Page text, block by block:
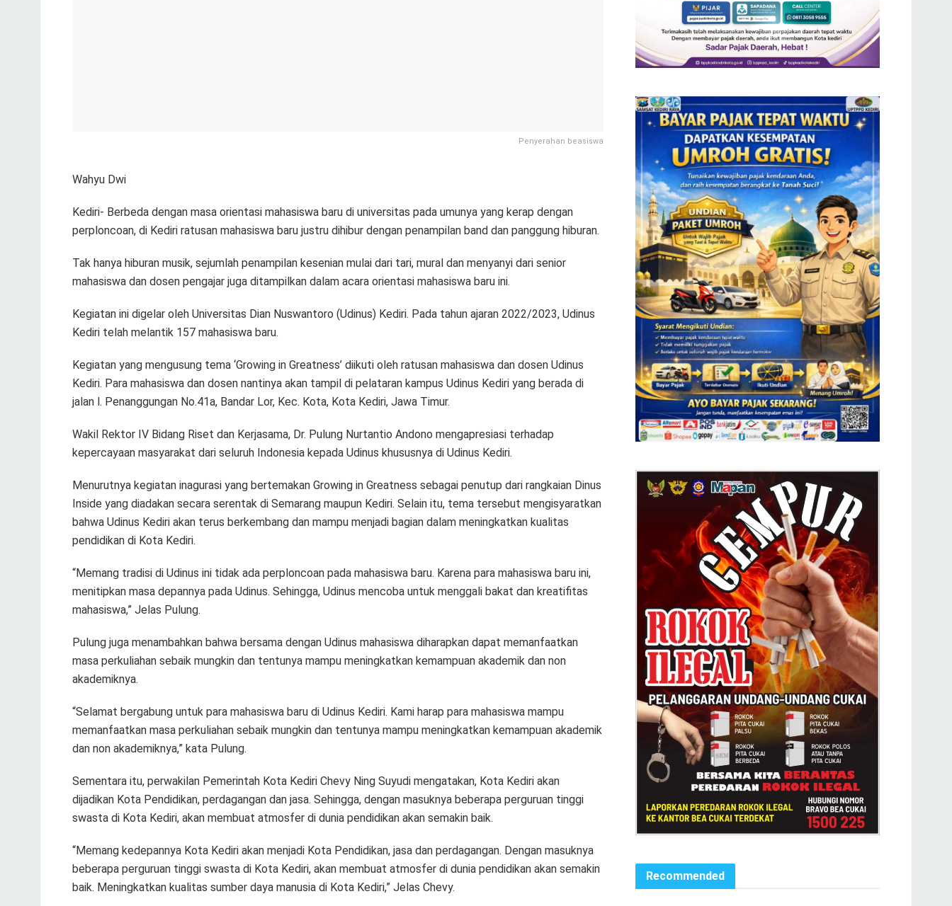
Penyerahan beasiswa
Wahyu Dwi
Kediri- Berbeda dengan masa orientasi mahasiswa baru di universitas pada umunya yang kerap dengan
perploncoan, di Kediri ratusan mahasiswa baru justru dihibur dengan penampilan band dan panggung hiburan.
Tak hanya hiburan musik, sejumlah penampilan kesenian mulai dari tari, mural dan menyanyi dari senior
mahasiswa dan dosen pengajar juga ditampilkan dalam acara orientasi mahasiswa baru ini.
Kegiatan ini digelar oleh Universitas Dian Nuswantoro (Udinus) Kediri. Pada tahun ajaran 2022/2023, Udinus
Kediri telah melantik 157 mahasiswa baru.
Kegiatan yang mengusung tema ‘Growing in Greatness’ diikuti oleh ratusan mahasiswa dan dosen Udinus
Kediri. Para mahasiswa dan dosen nantinya akan tampil di pelataran kampus Udinus Kediri yang berada di
jalan l. Penanggungan No.41a, Bandar Lor, Kec. Kota, Kota Kediri, Jawa Timur.
Wakil Rektor IV Bidang Riset dan Kerjasama, Dr. Pulung Nurtantio Andono mengapresiasi terhadap
kepercayaan masyarakat dari seluruh Indonesia kepada Udinus khususnya di Udinus Kediri.
Menurutnya kegiatan inagurasi yang bertemakan Growing in Greatness sebagai penutup dari rangkaian Dinus
Inside yang diadakan secara serentak di Semarang maupun Kediri. Selain itu, tema tersebut mengisyaratkan
bahwa Udinus Kediri akan terus berkembang dan mampu menjadi bagian dalam meningkatkan kualitas
pendidikan di Kota Kediri.
“Memang tradisi di Udinus ini tidak ada perploncoan pada mahasiswa baru. Karena para mahasiswa baru ini,
menitipkan masa depannya pada Udinus. Sehingga, Udinus mencoba untuk menggali bakat dan kreatifitas
mahasiswa,” Jelas Pulung.
Pulung juga menambahkan bahwa bersama dengan Udinus mahasiswa diharapkan dapat memanfaatkan
masa perkuliahan sebaik mungkin dan tentunya mampu meningkatkan kemampuan akademik dan non
akademiknya.
“Selamat bergabung untuk para mahasiswa baru di Udinus Kediri. Kami harap para mahasiswa mampu
memanfaatkan masa perkuliahan sebaik mungkin dan tentunya mampu meningkatkan kemampuan akademik
dan non akademiknya,” kata Pulung.
Sementara itu, perwakilan Pemerintah Kota Kediri Chevy Ning Suyudi mengatakan, Kota Kediri akan
dijadikan Kota Pendidikan, perdagangan dan jasa. Sehingga, dengan masuknya beberapa perguruan tinggi
swasta di Kota Kediri, akan membuat atmosfer di dunia pendidikan akan semakin baik.
“Memang kedepannya Kota Kediri akan menjadi Kota Pendidikan, jasa dan perdagangan. Dengan masuknya
beberapa perguruan tinggi swasta di Kota Kediri, akan membuat atmosfer di dunia pendidikan akan semakin
baik. Meningkatkan kualitas sumber daya manusia di Kota Kediri,” Jelas Chevy.
Recommended